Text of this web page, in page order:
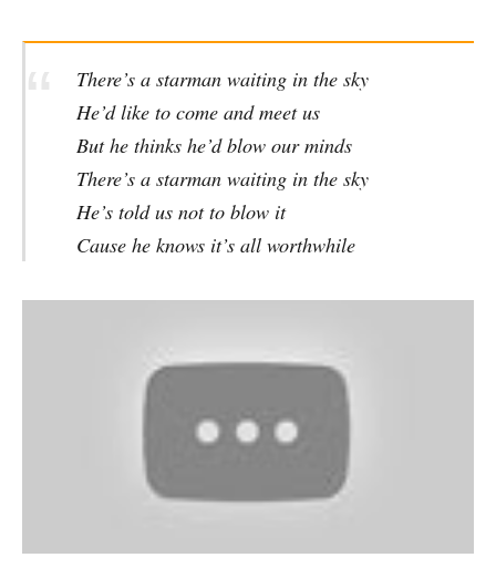
There’s a starman waiting in the sky
He’d like to come and meet us
But he thinks he’d blow our minds
There’s a starman waiting in the sky
He’s told us not to blow it
Cause he knows it’s all worthwhile